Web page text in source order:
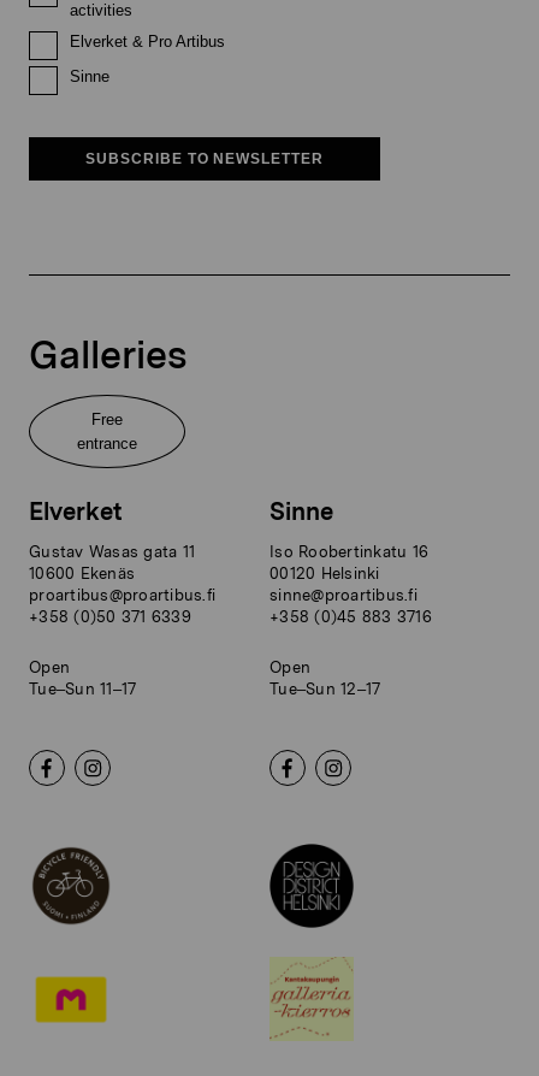
activities
Elverket & Pro Artibus
Sinne
SUBSCRIBE TO NEWSLETTER
Galleries
Free
entrance
Elverket
Gustav Wasas gata 11
10600 Ekenäs
proartibus@proartibus.fi
+358 (0)50 371 6339
Open
Tue–Sun 11–17
Sinne
Iso Roobertinkatu 16
00120 Helsinki
sinne@proartibus.fi
+358 (0)45 883 3716
Open
Tue–Sun 12–17